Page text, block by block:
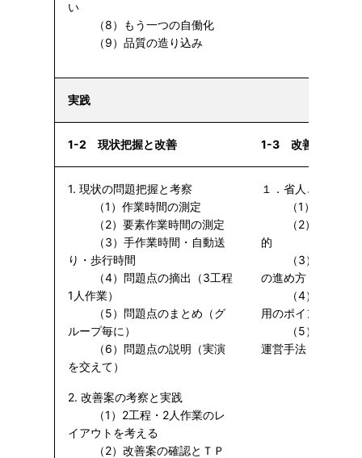
い
（8）もう一つの自働化
（9）品質の造り込み
実践
1-2 現状把握と改善 1-3 改善効果の活
1. 現状の問題把握と考察
（1）作業時間の測定
（2）要素作業時間の測定
（3）手作業時間・自動送
り・歩行時間
（4）問題点の摘出（3工程
1人作業）
（5）問題点のまとめ（グ
ループ毎に）
（6）問題点の説明（実演
を交えて）
2. 改善案の考察と実践
（1）2工程・2人作業のレ
イアウトを考える
（2）改善案の確認とＴＰ
１．省人と職場
（1）改善効果
（2）創意くふ
的
（3）山積表を
の進め方
（4）省人によ
用のポイント
（5）職場力を
運営手法